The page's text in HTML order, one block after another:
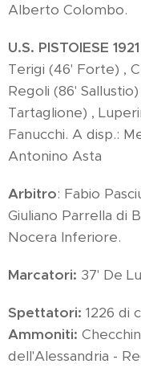
Alberto Colombo.
U.S. PISTOIESE
Terigi (46' Forte) ,
Regoli (86'
Tartaglione) ,
Fanucchi. A disp.:
Antonino Asta
Arbitro: Fabio
Giuliano Parrella di
Nocera Inferiore.
Marcatori: 37' De
Spettatori: 1226 di
Ammoniti:
dell'Alessandria -